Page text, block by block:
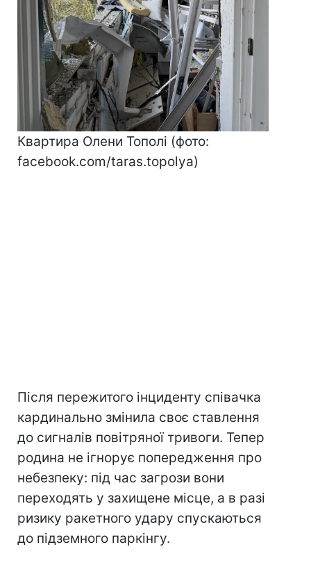
Квартира Олени Тополі (фото:
facebook.com/taras.topolya)
Після пережитого інциденту співачка
кардинально змінила своє ставлення
до сигналів повітряної тривоги. Тепер
родина не ігнорує попередження про
небезпеку: під час загрози вони
переходять у захищене місце, а в разі
ризику ракетного удару спускаються
до підземного паркінгу.